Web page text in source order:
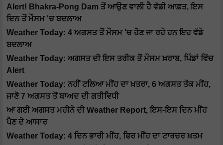
Alert! Bhakra-Pong Dam ਤੋਂ ਆਉਣ ਵਾਲੀ ਹੈ ਵੱਡੀ ਆਫ਼ਤ, ਇਸ
ਦਿਨ ਤੋਂ ਮੌਸਮ 'ਚ ਬਦਲਾਅ
Weather Today: 4 ਅਗਸਤ ਤੋਂ ਮੌਸਮ 'ਚ ਹੋਣ ਜਾ ਰਹੇ ਹਨ ਇਹ ਵੱਡੇ
ਬਦਲਾਅ
Weather Today: ਅਗਸਤ ਦੀ ਇਸ ਤਰੀਕ ਤੋਂ ਮੌਸਮ ਖ਼ਰਾਬ, ਪਿੰਡਾਂ ਵਿੱਚ
Alert
Weather Today: ਨਹੀਂ ਟਲਿਆ ਮੀਂਹ ਦਾ ਖ਼ਤਰਾ, 6 ਅਗਸਤ ਤੱਕ ਮੀਂਹ,
ਜਾਣੋ 7 ਅਗਸਤ ਤੋਂ ਬਾਅਦ ਦੀ ਗਤੀਵਿਧੀ
ਆ ਗਈ ਅਗਸਤ ਮਹੀਨੇ ਦੀ Weather Report, ਇਸ-ਇਸ ਦਿਨ ਮੀਂਹ
ਪੈਣ ਦੇ ਆਸਾਰ
Weather Today: 4 ਦਿਨ ਭਾਰੀ ਮੀਂਹ, ਫਿਰ ਮੀਂਹ ਦਾ ਟਾਰਚਰ ਖ਼ਤਮ